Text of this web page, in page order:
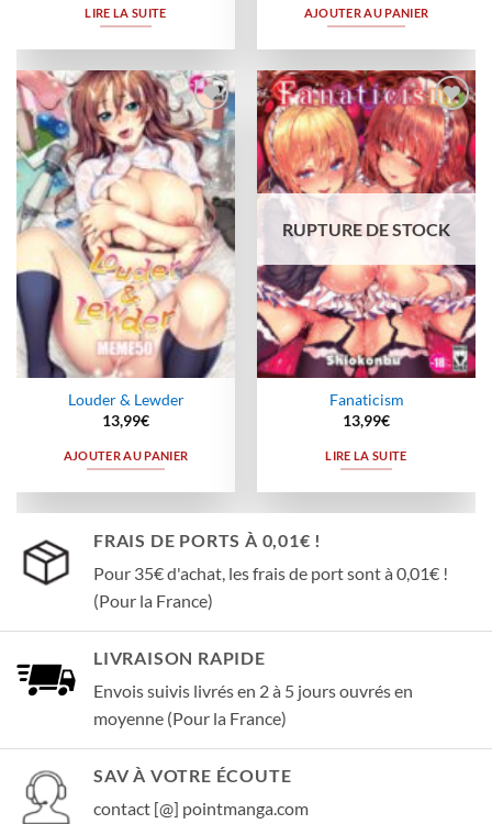
LIRE LA SUITE AJOUTER AU PANIER
Ajouter
à la
wishlist
Louder & Lewder
13,99€
AJOUTER AU PANIER
Ajouter
à la
wishlist
RUPTURE DE STOCK
Fanaticism
13,99€
LIRE LA SUITE
FRAIS DE PORTS À 0,01€ !
Pour 35€ d'achat, les frais de port sont à 0,01€ !
(Pour la France)
LIVRAISON RAPIDE
Envois suivis livrés en 2 à 5 jours ouvrés en
moyenne (Pour la France)
SAV À VOTRE ÉCOUTE
contact [@] pointmanga.com